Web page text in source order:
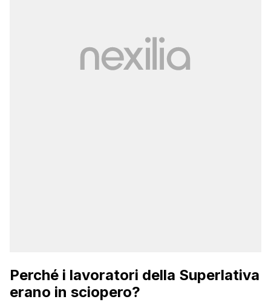
Perché i lavoratori della Superlativa
erano in sciopero?